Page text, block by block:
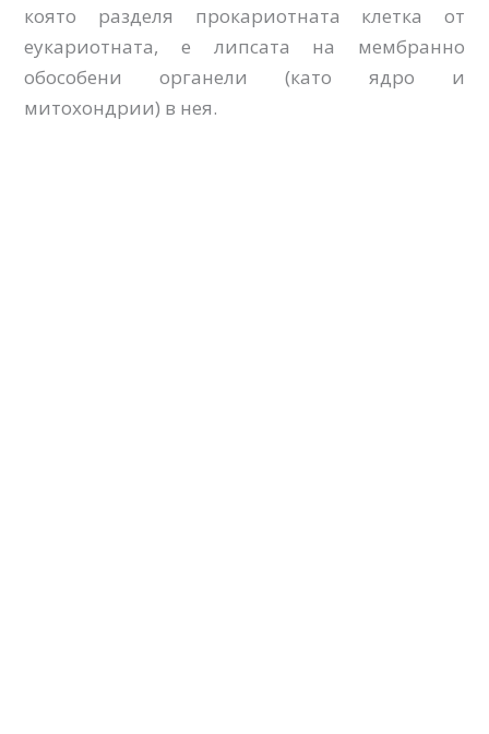
която разделя прокариотната клетка от
еукариотната, е липсата на мембранно
обособени органели (като ядро и
митохондрии) в нея.